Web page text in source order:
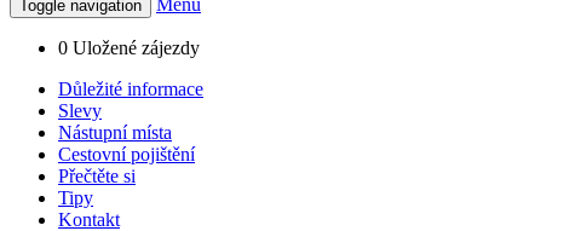
Toggle navigation Menu
0 Uložené zájezdy
Důležité informace
Slevy
Nástupní místa
Cestovní pojištění
Přečtěte si
Tipy
Kontakt